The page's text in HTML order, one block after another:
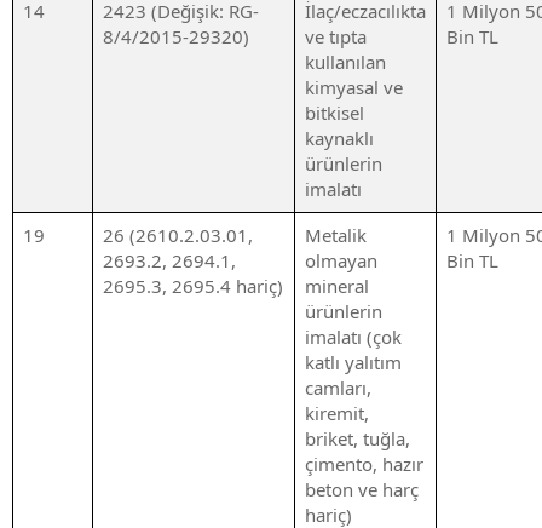
14
2423 (Değişik: RG-
8/4/2015-29320)
İlaç/eczacılıkta
ve tıpta
kullanılan
kimyasal ve
bitkisel
kaynaklı
ürünlerin
imalatı
1 Milyon
Bin TL
19
26 (2610.2.03.01,
2693.2, 2694.1,
2695.3, 2695.4 hariç)
Metalik
olmayan
mineral
ürünlerin
imalatı (çok
katlı yalıtım
camları,
kiremit,
briket, tuğla,
çimento, hazır
beton ve harç
hariç)
1 Milyon
Bin TL